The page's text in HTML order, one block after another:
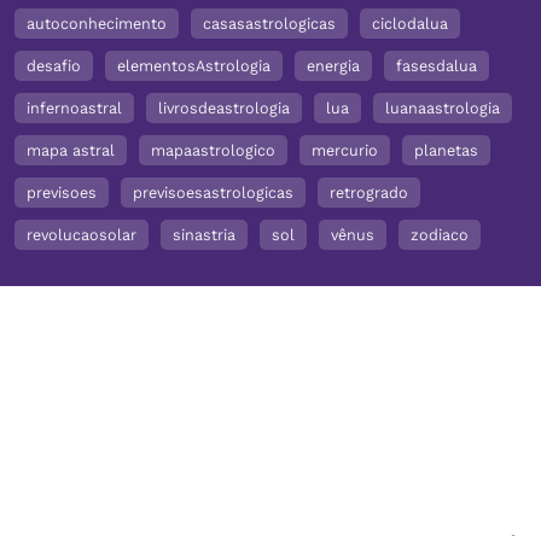
autoconhecimento casasastrologicas ciclodalua
desafio elementosAstrologia energia fasesdalua
infernoastral livrosdeastrologia lua luanaastrologia
mapa astral mapaastrologico mercurio planetas
previsoes previsoesastrologicas retrogrado
revolucaosolar sinastria sol vênus zodiaco